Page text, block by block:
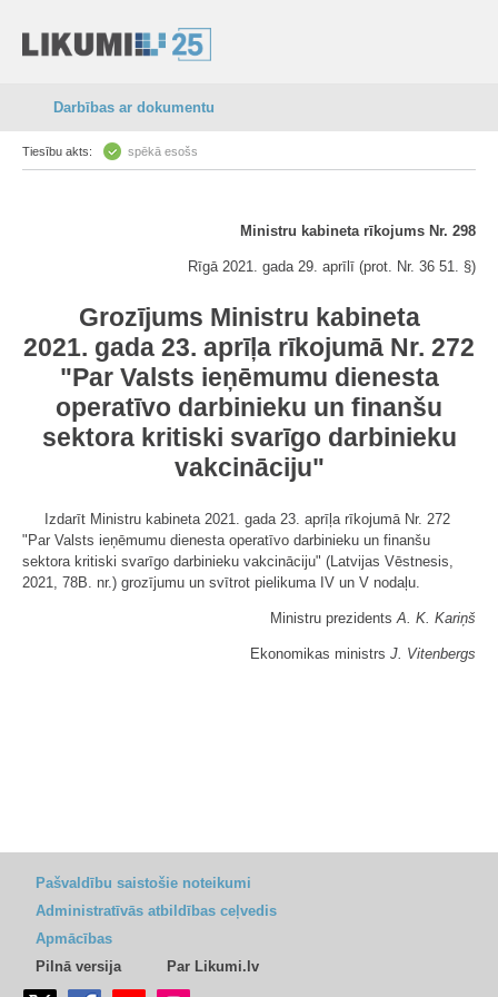
Darbības ar dokumentu
Tiesību akts: spēkā esošs
Ministru kabineta rīkojums Nr. 298
Rīgā 2021. gada 29. aprīlī (prot. Nr. 36 51. §)
Grozījums Ministru kabineta
2021. gada 23. aprīļa rīkojumā Nr. 272
"Par Valsts ieņēmumu dienesta
operatīvo darbinieku un finanšu
sektora kritiski svarīgo darbinieku
vakcināciju"
Izdarīt Ministru kabineta 2021. gada 23. aprīļa rīkojumā Nr. 272
"Par Valsts ieņēmumu dienesta operatīvo darbinieku un finanšu
sektora kritiski svarīgo darbinieku vakcināciju" (Latvijas Vēstnesis,
2021, 78B. nr.) grozījumu un svītrot pielikuma IV un V nodaļu.
Ministru prezidentsA. K. Kariņš
Ekonomikas ministrs J. Vitenbergs
Pašvaldību saistošie noteikumi
Administratīvās atbildības ceļvedis
Apmācības
Pilnā versija
Par Likumi.lv